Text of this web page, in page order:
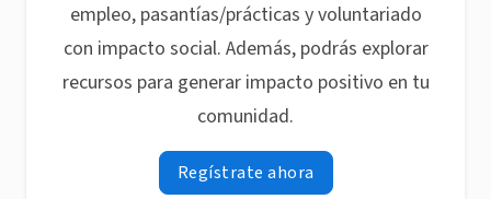
empleo, pasantías/prácticas y voluntariado
con impacto social. Además, podrás explorar
recursos para generar impacto positivo en tu
comunidad.
Regístrate ahora